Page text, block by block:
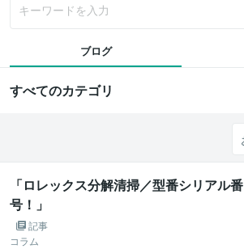
ブログ
すべてのカテゴリ
「ロレックス分解清掃／型番シリアル番
号！」
記事
コラム